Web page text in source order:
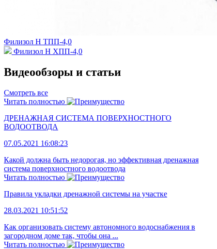
Филизол Н ТПП-4,0
Филизол Н ХПП-4,0
Видеообзоры и статьи
Смотреть все
Читать полностью
ДРЕНАЖНАЯ СИСТЕМА ПОВЕРХНОСТНОГО
ВОДООТВОДА
07.05.2021 16:08:23
Какой должна быть недорогая, но эффективная дренажная
система поверхностного водоотвода
Читать полностью
Правила укладки дренажной системы на участке
28.03.2021 10:51:52
Как организовать систему автономного водоснабжения в
загородном доме так, чтобы она ...
Читать полностью